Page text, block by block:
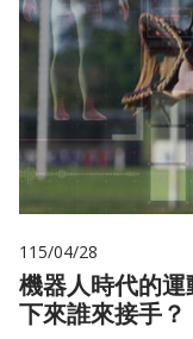
115/04/28
機器人時代的
下來誰來接手？